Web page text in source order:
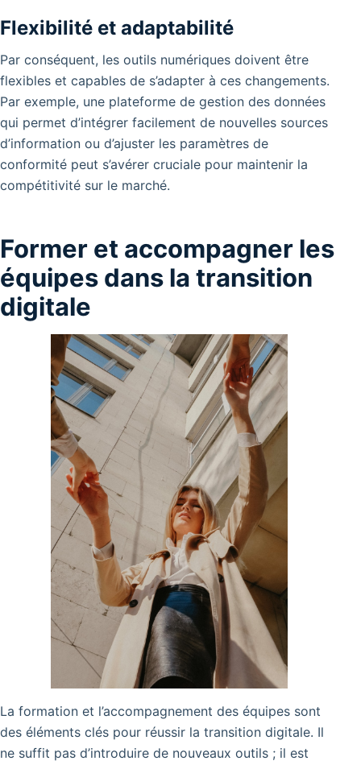
Flexibilité et adaptabilité
Par conséquent, les outils numériques doivent être
flexibles et capables de s’adapter à ces changements.
Par exemple, une plateforme de gestion des données
qui permet d’intégrer facilement de nouvelles sources
d’information ou d’ajuster les paramètres de
conformité peut s’avérer cruciale pour maintenir la
compétitivité sur le marché.
Former et accompagner les
équipes dans la transition
digitale
La formation et l’accompagnement des équipes sont
des éléments clés pour réussir la transition digitale. Il
ne suffit pas d’introduire de nouveaux outils ; il est